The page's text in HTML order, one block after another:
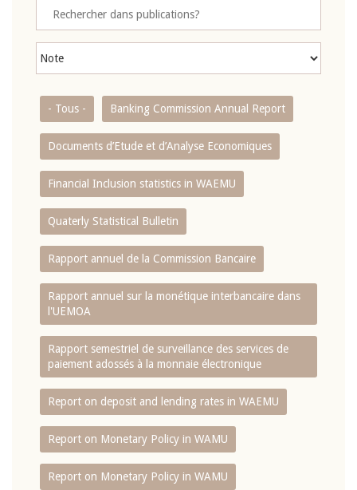
- Tous - Banking Commission Annual Report
Documents d’Etude et d’Analyse Economiques
Financial Inclusion statistics in WAEMU
Quaterly Statistical Bulletin
Rapport annuel de la Commission Bancaire
Rapport annuel sur la monétique interbancaire dans
l'UEMOA
Rapport semestriel de surveillance des services de
paiement adossés à la monnaie électronique
Report on deposit and lending rates in WAEMU
Report on Monetary Policy in WAMU
Report on Monetary Policy in WAMU